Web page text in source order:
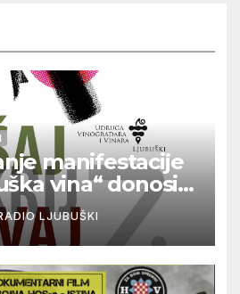
manifestacije
vina“ donosi
gastronomiju i
LJUBUŠKI